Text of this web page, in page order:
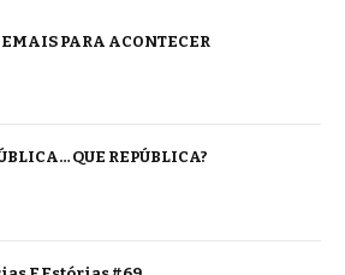
PARA ACONTECER
QUE REPÚBLICA?